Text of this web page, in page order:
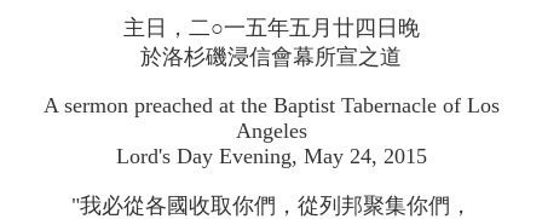
主日，二○一五年五月廿四日晚
於洛杉磯浸信會幕所宣之道
A sermon preached at the Baptist Tabernacle of Los
Angeles
Lord's Day Evening, May 24, 2015
"我必從各國收取你們，從列邦聚集你們，